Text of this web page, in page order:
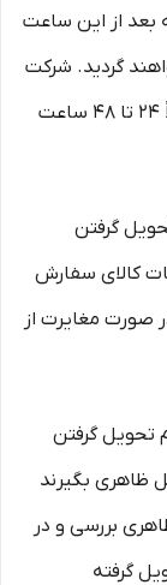
بعد از این ساعت
گردید. شرکت
پست و باربری نیز بسته به مقصد کالا، معمولاً ۲۴ تا ۴۸ ساعت
گرفتن
کالای سفارش
صورت مغایرت از
تحویل گرفتن
ظاهری بگیرند
بررسی و در
گرفته